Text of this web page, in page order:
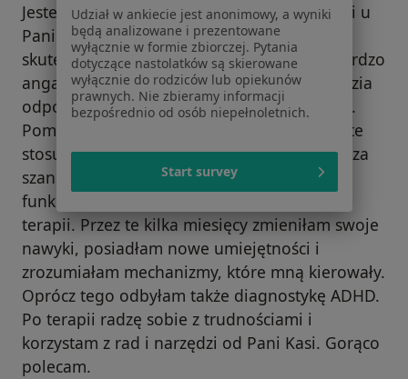
Jestem bardzo zadowolona z odbycia terapii u
Pani Kasi. Była to moja czwarta i jedyna
skuteczna terapia do tej pory. Pani Kasia bardzo
angażuje się w cały proces i dobiera narzędzia
odpowiednio do potrzeb i celu danej osoby.
Pomoc jest wielowymiarowa, bo narzędzia te
stosuje się także poza gabinetem, co zwiększa
szansę na wyleczenie i odpowiednie
funkcjonowanie również po zakończeniu
terapii. Przez te kilka miesięcy zmieniłam swoje
nawyki, posiadłam nowe umiejętności i
zrozumiałam mechanizmy, które mną kierowały.
Oprócz tego odbyłam także diagnostykę ADHD.
Po terapii radzę sobie z trudnościami i
korzystam z rad i narzędzi od Pani Kasi. Gorąco
polecam.
Udział w ankiecie jest anonimowy, a wyniki
będą analizowane i prezentowane
wyłącznie w formie zbiorczej. Pytania
dotyczące nastolatków są skierowane
wyłącznie do rodziców lub opiekunów
prawnych. Nie zbieramy informacji
bezpośrednio od osób niepełnoletnich.
Start survey